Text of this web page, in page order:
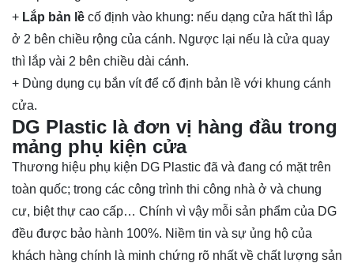
+ Lắp bản lề cố định vào khung: nếu dạng cửa hất thì lắp
ở 2 bên chiều rộng của cánh. Ngược lại nếu là cửa quay
thì lắp vài 2 bên chiều dài cánh.
+ Dùng dụng cụ bắn vít để cố định bản lề với khung cánh
cửa.
DG Plastic là đơn vị hàng đầu trong
mảng phụ kiện cửa
Thương hiệu phụ kiện DG Plastic đã và đang có mặt trên
toàn quốc; trong các công trình thi công nhà ở và chung
cư, biệt thự cao cấp… Chính vì vậy mỗi sản phẩm của DG
đều được bảo hành 100%. Niềm tin và sự ủng hộ của
khách hàng chính là minh chứng rõ nhất về chất lượng sản